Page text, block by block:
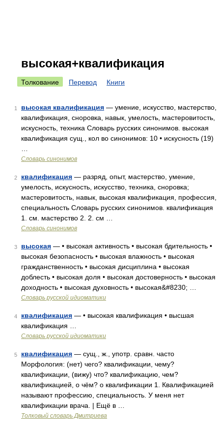
высокая+квалификация
Толкование Перевод Книги
1 высокая квалификация — умение, искусство, мастерство,
квалификация, сноровка, навык, умелость, мастеровитость,
искусность, техника Словарь русских синонимов. высокая
квалификация сущ., кол во синонимов: 10 • искусность (19)
Словарь синонимов
2 квалификация — разряд, опыт, мастерство, умение,
умелость, искусность, искусство, техника, сноровка;
мастеровитость, навык, высокая квалификация, профессия,
специальность Словарь русских синонимов. квалификация
1. см. мастерство 2. 2. см …
Словарь синонимов
3 высокая — • высокая активность • высокая бдительность •
высокая безопасность • высокая влажность • высокая
гражданственность • высокая дисциплина • высокая
доблесть • высокая доля • высокая достоверность • высокая
доходность • высокая духовность • высокая&#8230; …
Словарь русской идиоматики
4 квалификация — • высокая квалификация • высшая
квалификация …
Словарь русской идиоматики
5 квалификация — сущ., ж., употр. сравн. часто
Морфология: (нет) чего? квалификации, чему?
квалификации, (вижу) что? квалификацию, чем?
квалификацией, о чём? о квалификации 1. Квалификацией
называют профессию, специальность. У меня нет
квалификации врача. | Ещё в …
Толковый словарь Дмитриева